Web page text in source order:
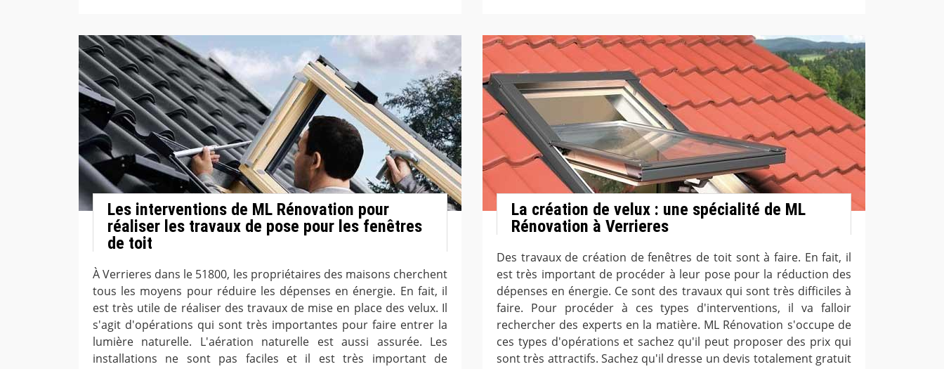
Les interventions de ML Rénovation pour
réaliser les travaux de pose pour les fenêtres
de toit
À Verrieres dans le 51800, les propriétaires des maisons cherchent
tous les moyens pour réduire les dépenses en énergie. En fait, il
est très utile de réaliser des travaux de mise en place des velux. Il
s'agit d'opérations qui sont très importantes pour faire entrer la
lumière naturelle. L'aération naturelle est aussi assurée. Les
installations ne sont pas faciles et il est très important de
La création de velux : une spécialité de ML
Rénovation à Verrieres
Des travaux de création de fenêtres de toit sont à faire. En fait, il
est très important de procéder à leur pose pour la réduction des
dépenses en énergie. Ce sont des travaux qui sont très difficiles à
faire. Pour procéder à ces types d'interventions, il va falloir
rechercher des experts en la matière. ML Rénovation s'occupe de
ces types d'opérations et sachez qu'il peut proposer des prix qui
sont très attractifs. Sachez qu'il dresse un devis totalement gratuit